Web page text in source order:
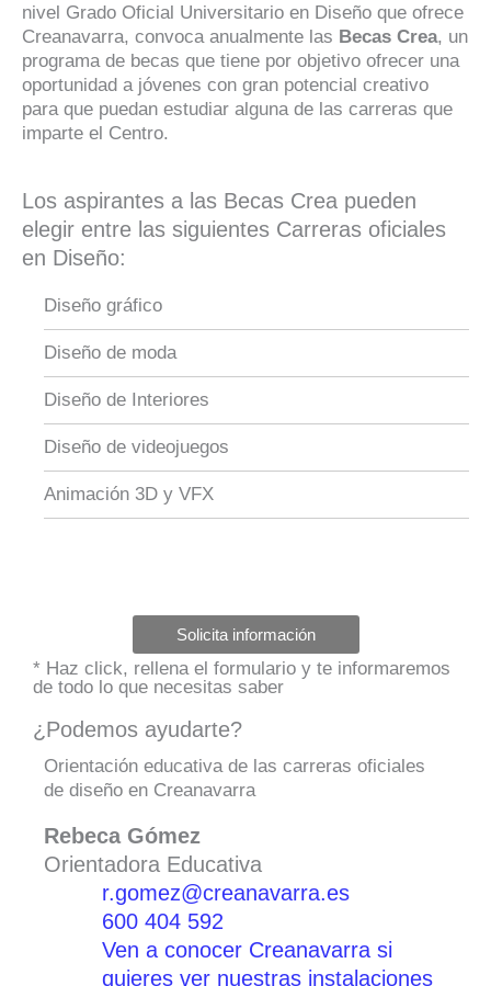
nivel Grado Oficial Universitario en Diseño que ofrece
Creanavarra, convoca anualmente las Becas Crea, un
programa de becas que tiene por objetivo ofrecer una
oportunidad a jóvenes con gran potencial creativo
para que puedan estudiar alguna de las carreras que
imparte el Centro.
Los aspirantes a las Becas Crea pueden
elegir entre las siguientes Carreras oficiales
en Diseño:
Diseño gráfico
Diseño de moda
Diseño de Interiores
Diseño de videojuegos
Animación 3D y VFX
Solicita información
* Haz click, rellena el formulario y te informaremos
de todo lo que necesitas saber
¿Podemos ayudarte?
Orientación educativa de las carreras oficiales
de diseño en Creanavarra
Rebeca Gómez
Orientadora Educativa
r.gomez@creanavarra.es
600 404 592
Ven a conocer Creanavarra si
quieres ver nuestras instalaciones